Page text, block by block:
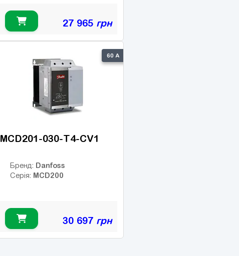
27 965 грн
60 А
MCD201-030-T4-CV1
Бренд: Danfoss
Серія: MCD200
30 697 грн